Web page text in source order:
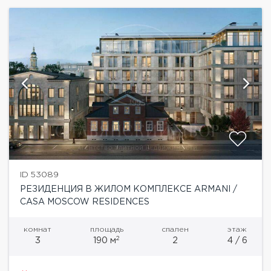
ID 53089
РЕЗИДЕНЦИЯ В ЖИЛОМ КОМПЛЕКСЕ ARMANI /
CASA MOSCOW RESIDENCES
комнат
3
площадь
190 м2
спален
2
этаж
4 / 6